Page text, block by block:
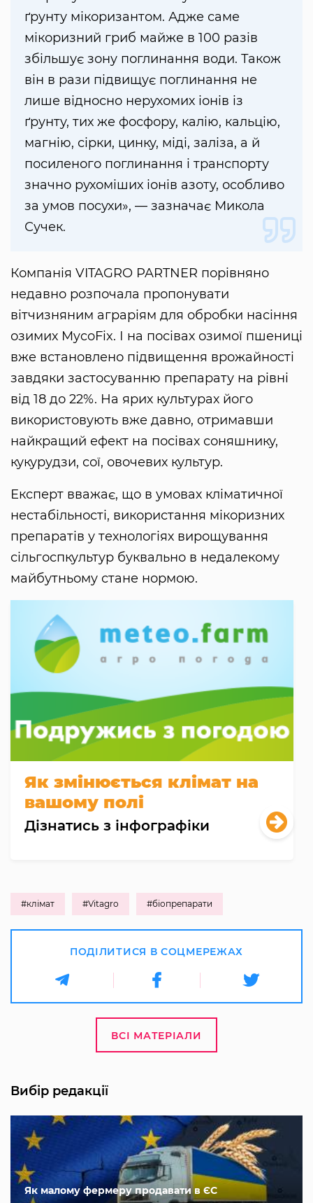
ґрунту мікоризантом. Адже саме
мікоризний гриб майже в 100 разів
збільшує зону поглинання води. Також
він в рази підвищує поглинання не
лише відносно нерухомих іонів із
ґрунту, тих же фосфору, калію, кальцію,
магнію, сірки, цинку, міді, заліза, а й
посиленого поглинання і транспорту
значно рухоміших іонів азоту, особливо
за умов посухи», — зазначає Микола
Сучек.
Компанія VITAGRO PARTNER порівняно
недавно розпочала пропонувати
вітчизняним аграріям для обробки насіння
озимих MycoFix. І на посівах озимої пшениці
вже встановлено підвищення врожайності
завдяки застосуванню препарату на рівні
від 18 до 22%. На ярих культурах його
використовують вже давно, отримавши
найкращий ефект на посівах соняшнику,
кукурудзи, сої, овочевих культур.
Експерт вважає, що в умовах кліматичної
нестабільності, використання мікоризних
препаратів у технологіях вирощування
сільгоспкультур буквально в недалекому
майбутньому стане нормою.
Як змінюється клімат на
вашому полі
Дізнатись з інфографіки
#клімат #Vitagro #біопрепарати
ПОДІЛИТИСЯ В СОЦМЕРЕЖАХ
ВСІ МАТЕРІАЛИ
Вибір редакції
Як малому фермеру продавати в ЄС